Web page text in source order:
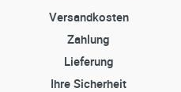
Versandkosten
Zahlung
Lieferung
Ihre Sicherheit